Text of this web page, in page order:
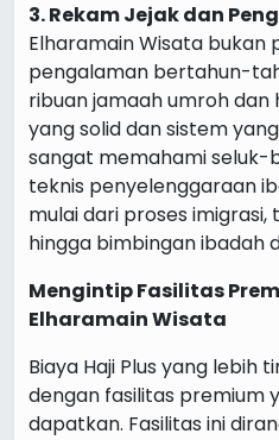
3. Rekam Jejak dan
Elharamain Wisata bukan
pengalaman bertahun-
ribuan jamaah umroh dan
yang solid dan sistem
sangat memahami seluk-
teknis penyelenggaraan
mulai dari proses
hingga bimbingan ibadah
Mengintip Fasilitas
Elharamain Wisata
Biaya Haji Plus yang lebih
dengan fasilitas premium
dapatkan. Fasilitas ini